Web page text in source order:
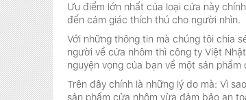
Ưu điểm lớn nhất của loại cửa này
đến cảm giác thích thú cho người nhìn.
Với những thông tin mà chúng tôi chia
người về cửa nhôm thì công ty Việt
nguyện vọng của bạn về một sản
Trên đây chính là những lý do mà: Vì
sản phẩm cửa nhôm vừa đảm bảo an